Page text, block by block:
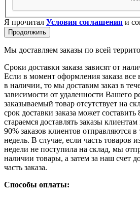
Я прочитал Условия соглашения и
Продолжить
Мы доставляем заказы по всей
Сроки доставки заказа зависят от
Если в момент оформления заказа
в наличии, то мы доставим заказ в
зависимости от удаленности Вашего
заказываемый товар отсутствует на
срок доставки заказа может
стараемся доставлять заказы
90% заказов клиентов отправляются
недель. В случае, если часть товаров
недели не поступила на склад, мы
наличии товары, а затем за наш счет
часть заказа.
Способы оплаты: